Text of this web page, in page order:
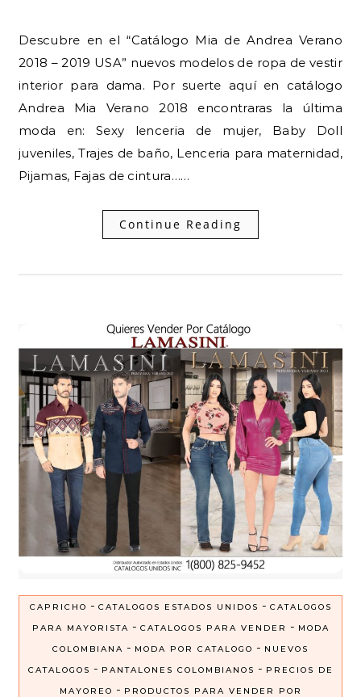
Descubre en el “Catálogo Mia de Andrea Verano
2018 – 2019 USA” nuevos modelos de ropa de vestir
interior para dama. Por suerte aquí en catálogo
Andrea Mia Verano 2018 encontraras la última
moda en: Sexy lenceria de mujer, Baby Doll
juveniles, Trajes de baño, Lenceria para maternidad,
Pijamas, Fajas de cintura……
Continue Reading
CAPRICHO - CATALOGOS ESTADOS UNIDOS - CATALOGOS
PARA MAYORISTA - CATALOGOS PARA VENDER - MODA
COLOMBIANA - MODA POR CATALOGO - NUEVOS
CATALOGOS - PANTALONES COLOMBIANOS - PRECIOS DE
MAYOREO - PRODUCTOS PARA VENDER POR